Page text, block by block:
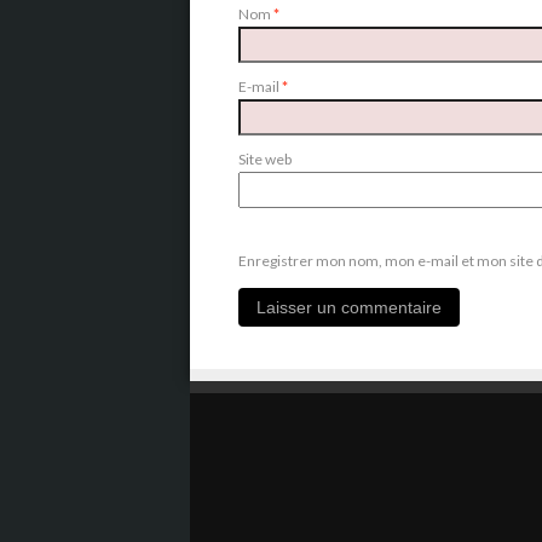
Nom *
E-mail *
Site web
Enregistrer mon nom, mon e-mail et mon site